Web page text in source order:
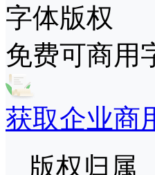
字体版权
免费可商用
获取企业商
版权归属